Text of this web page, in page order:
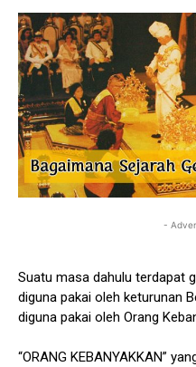
-
Suatu masa dahulu terdapat
diguna pakai oleh keturunan
diguna pakai oleh Orang
“ORANG KEBANYAKKAN”